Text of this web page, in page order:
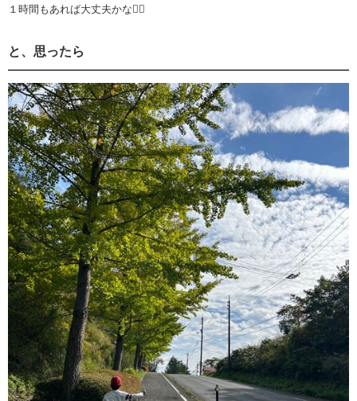
１時間もあれば大丈夫かな🙆‍♀️
と、思ったら